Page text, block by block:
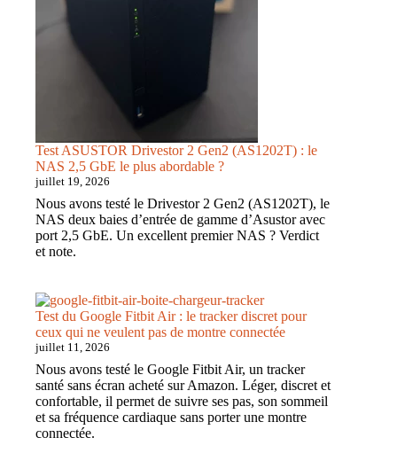
Test ASUSTOR Drivestor 2 Gen2 (AS1202T) : le
NAS 2,5 GbE le plus abordable ?
juillet 19, 2026
Nous avons testé le Drivestor 2 Gen2 (AS1202T), le
NAS deux baies d’entrée de gamme d’Asustor avec
port 2,5 GbE. Un excellent premier NAS ? Verdict
et note.
Test du Google Fitbit Air : le tracker discret pour
ceux qui ne veulent pas de montre connectée
juillet 11, 2026
Nous avons testé le Google Fitbit Air, un tracker
santé sans écran acheté sur Amazon. Léger, discret et
confortable, il permet de suivre ses pas, son sommeil
et sa fréquence cardiaque sans porter une montre
connectée.